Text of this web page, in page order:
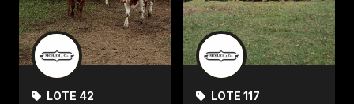
LOTE 42
LOTE 117